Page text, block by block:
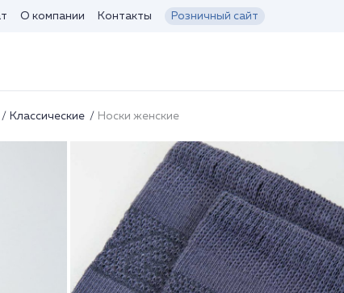
О компании Контакты Розничный сайт
Классические Носки женские